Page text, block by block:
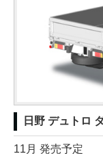
日野 デュトロ
11月 発売予定